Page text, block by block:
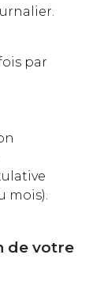
par
mois).
de votre